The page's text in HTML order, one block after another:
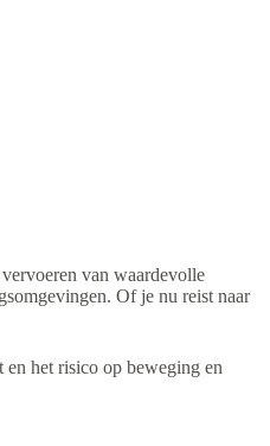
van waardevolle
Of je nu reist naar
het risico op beweging en